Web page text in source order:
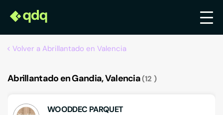
Volver a Abrillantado en Valencia
Abrillantado en Gandia, Valencia 12
WOODDEC PARQUET